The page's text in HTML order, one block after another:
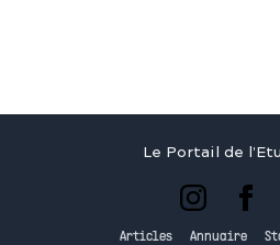
Le Portail de
Articles Annuaire